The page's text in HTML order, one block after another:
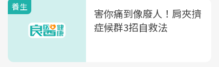
養生
害你痛到像廢人！肩夾擠
症候群3招自救法